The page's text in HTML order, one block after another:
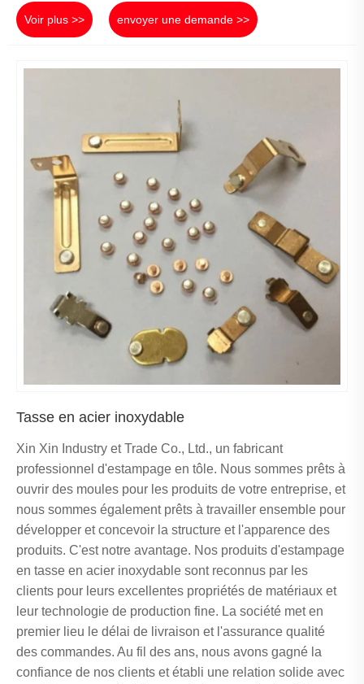
Voir plus >> envoyer une demande >>
Tasse en acier inoxydable
Xin Xin Industry et Trade Co., Ltd., un fabricant
professionnel d'estampage en tôle. Nous sommes prêts à
ouvrir des moules pour les produits de votre entreprise, et
nous sommes également prêts à travailler ensemble pour
développer et concevoir la structure et l'apparence des
produits. C'est notre avantage. Nos produits d'estampage
en tasse en acier inoxydable sont reconnus par les
clients pour leurs excellentes propriétés de matériaux et
leur technologie de production fine. La société met en
premier lieu le délai de livraison et l'assurance qualité
des commandes. Au fil des ans, nous avons gagné la
confiance de nos clients et établi une relation solide avec